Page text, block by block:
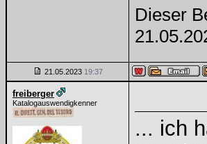
Dieser
21.05.2023 19:37
freiberger
Katalogauswendigkenner
... ich